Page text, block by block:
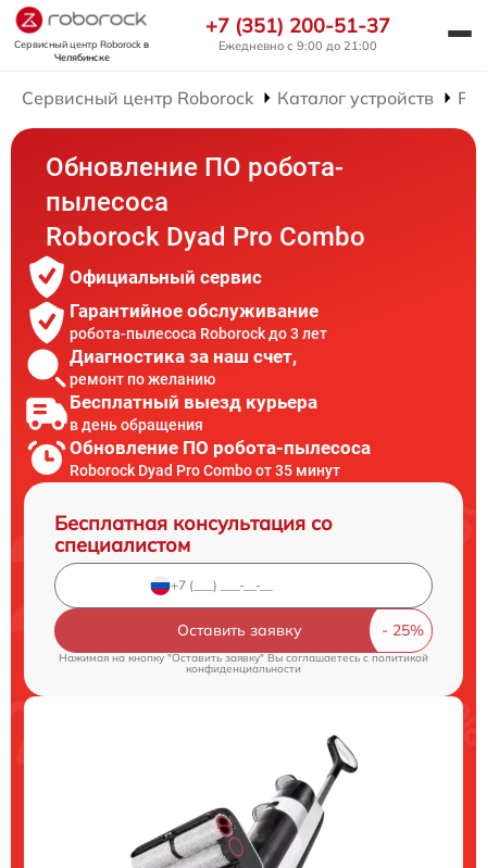
Сервисный центр Roborockв
Челябинске
+7 (351) 200-51-37
Ежедневно с 9:00 до 21:00
Сервисный центр Roborock Каталог устройств
Обновление ПО робота-
пылесоса
Roborock Dyad Pro Combo
Официальный сервис
Гарантийное обслуживание
робота-пылесоса Roborock до 3 лет
Диагностика за наш счет,
ремонт по желанию
Бесплатный выезд курьера
в день обращения
Обновление ПО робота-пылесоса
Roborock Dyad Pro Combo от 35 минут
Бесплатная консультация со
специалистом
Оставить заявку
Нажимая на кнопку "Оставить заявку" Вы соглашаетесь cполитикой
конфиденциальности